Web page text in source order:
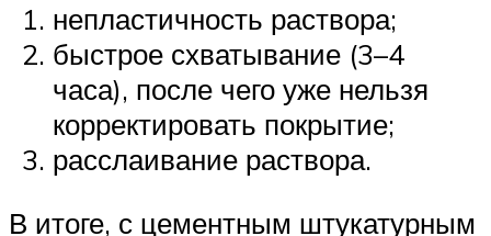
непластичность раствора;
быстрое схватывание (3–4
часа), после чего уже нельзя
корректировать покрытие;
расслаивание раствора.
В итоге, с цементным штукатурным